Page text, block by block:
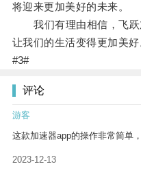
将迎来更加美好的未来。
我们有理由相信，飞跃
让我们的生活变得更加美好
#3#
评论
游客
这款加速器app的操作非常简单
2023-12-13